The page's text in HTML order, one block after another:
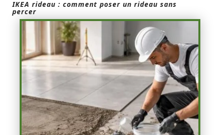
IKEA rideau : comment poser un rideau sans
percer